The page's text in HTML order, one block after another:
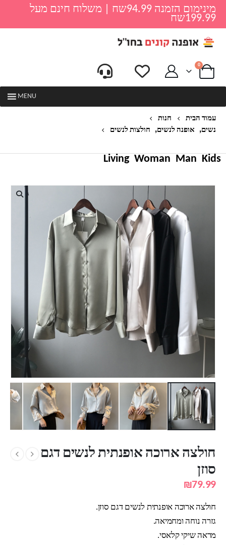
מינימום הזמנה 94.99שח | משלוח חינם מעל
199.99שח
0
MENU
עמוד הבית
חנות
נשים, אופנה לנשים, חולצות לנשים
Kids
Man
Woman
Living
חולצה ארוכה אופנתית לנשים דגם
סוזן
₪79.99
חולצה ארוכה אופנתית לנשים דגם סוזן.
גזרה נוחה ומחמיאה.
מראה שיקי קלאסי.